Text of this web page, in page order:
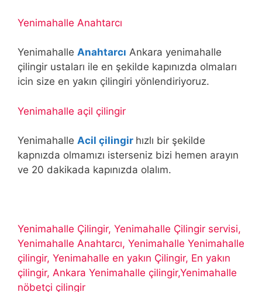
Yenimahalle Anahtarcı
Yenimahalle Anahtarcı Ankara yenimahalle
çilingir ustaları ile en şekilde kapınızda olmaları
icin size en yakın çilingiri yönlendiriyoruz.
Yenimahalle açil çilingir
Yenimahalle Acil çilingir hızlı bir şekilde
kapnızda olmamızı isterseniz bizi hemen arayın
ve 20 dakikada kapınızda olalım.
Yenimahalle Çilingir, Yenimahalle Çilingir servisi,
Yenimahalle Anahtarcı, Yenimahalle Yenimahalle
çilingir, Yenimahalle en yakın Çilingir, En yakın
çilingir, Ankara Yenimahalle çilingir,Yenimahalle
nöbetçi çilingir